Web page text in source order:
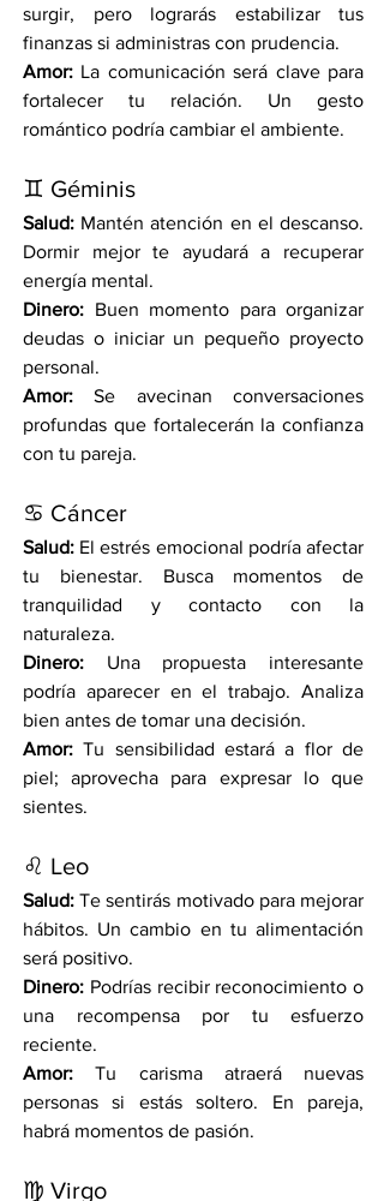
surgir, pero lograrás estabilizar tus
finanzas si administras con prudencia.
Amor: La comunicación será clave para
fortalecer tu relación. Un gesto
romántico podría cambiar el ambiente.
♊ Géminis
Salud: Mantén atención en el descanso.
Dormir mejor te ayudará a recuperar
energía mental.
Dinero: Buen momento para organizar
deudas o iniciar un pequeño proyecto
personal.
Amor: Se avecinan conversaciones
profundas que fortalecerán la confianza
con tu pareja.
♋ Cáncer
Salud: El estrés emocional podría afectar
tu bienestar. Busca momentos de
tranquilidad y contacto con la
naturaleza.
Dinero: Una propuesta interesante
podría aparecer en el trabajo. Analiza
bien antes de tomar una decisión.
Amor: Tu sensibilidad estará a flor de
piel; aprovecha para expresar lo que
sientes.
♌ Leo
Salud: Te sentirás motivado para mejorar
hábitos. Un cambio en tu alimentación
será positivo.
Dinero: Podrías recibir reconocimiento o
una recompensa por tu esfuerzo
reciente.
Amor: Tu carisma atraerá nuevas
personas si estás soltero. En pareja,
habrá momentos de pasión.
♍ Virgo